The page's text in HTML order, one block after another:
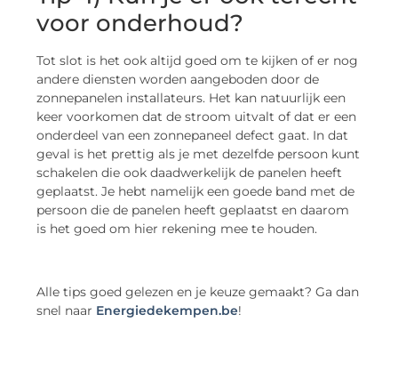
voor onderhoud?
Tot slot is het ook altijd goed om te kijken of er nog
andere diensten worden aangeboden door de
zonnepanelen installateurs. Het kan natuurlijk een
keer voorkomen dat de stroom uitvalt of dat er een
onderdeel van een zonnepaneel defect gaat. In dat
geval is het prettig als je met dezelfde persoon kunt
schakelen die ook daadwerkelijk de panelen heeft
geplaatst. Je hebt namelijk een goede band met de
persoon die de panelen heeft geplaatst en daarom
is het goed om hier rekening mee te houden.
Alle tips goed gelezen en je keuze gemaakt? Ga dan
snel naar Energiedekempen.be!